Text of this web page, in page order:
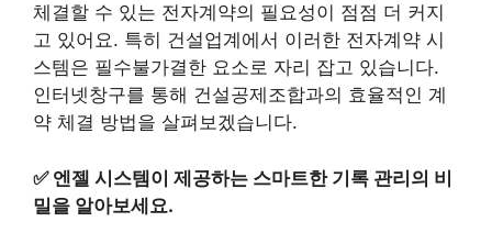
체결할 수 있는 전자계약의 필요성이 점점 더 커지
고 있어요. 특히 건설업계에서 이러한 전자계약 시
스템은 필수불가결한 요소로 자리 잡고 있습니다.
인터넷창구를 통해 건설공제조합과의 효율적인 계
약 체결 방법을 살펴보겠습니다.
✅ 엔젤 시스템이 제공하는 스마트한 기록 관리의 비
밀을 알아보세요.